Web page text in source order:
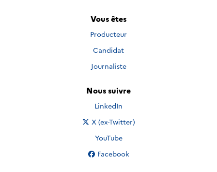
Vous êtes
Producteur
Candidat
Journaliste
Nous suivre
Nous suivre sur
LinkedIn
Nous suivre sur
X (ex-Twitter)
Nous suivre sur
YouTube
Nous suivre sur
Facebook